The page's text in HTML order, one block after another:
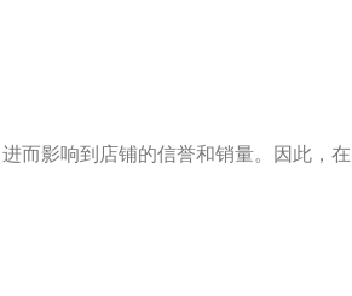
而影响到店铺的信誉和销量。因此，在